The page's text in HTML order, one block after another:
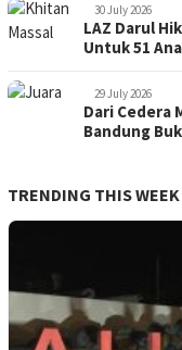
30 July 2026
LAZ Darul
Untuk 51
29 July 2026
Dari Cedera
Bandung
TRENDING THIS WEEK